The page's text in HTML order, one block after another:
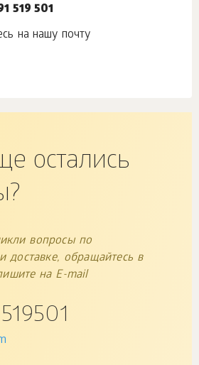
519 501
на нашу почту
остались
вопросы по
доставке, обращайтесь в
на E-mail